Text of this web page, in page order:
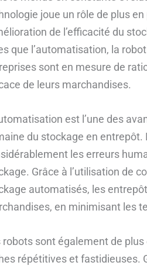
joue un rôle de plus
de l’efficacité du
que l’automatisation, la
sont en mesure de
de leurs marchandises.
est l’une des
du stockage en
les erreurs
Grâce à l’utilisation de
automatisés, les
en minimisant les
robots sont également de
répétitives et fastidieuses.